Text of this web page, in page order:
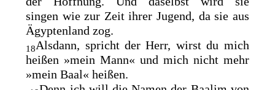
singen wie zur Zeit ihrer Jugend, da sie aus
Ägyptenland zog.
18Alsdann, spricht der Herr, wirst du mich
heißen »mein Mann« und mich nicht mehr
»mein Baal« heißen.